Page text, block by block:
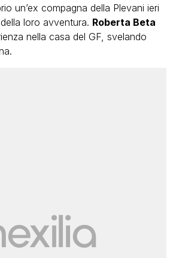
un’ex compagna della Plevani ieri
loro avventura. Roberta Beta
nella casa del GF, svelando